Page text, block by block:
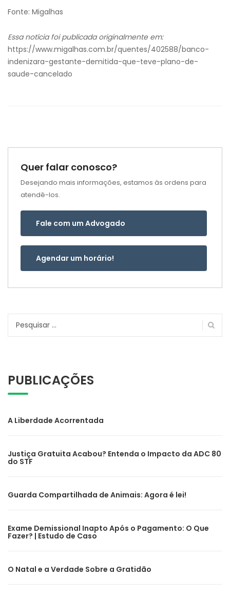
Fonte: Migalhas
Essa notícia foi publicada originalmente em:
https://www.migalhas.com.br/quentes/402588/banco-
indenizara-gestante-demitida-que-teve-plano-de-
saude-cancelado
Quer falar conosco?
Desejando mais informações, estamos às ordens para
atendê-los.
Fale com um Advogado
Agendar um horário!
Pesquisar
PUBLICAÇÕES
A Liberdade Acorrentada
Justiça Gratuita Acabou? Entenda o Impacto da ADC 80
do STF
Guarda Compartilhada de Animais: Agora é lei!
Exame Demissional Inapto Após o Pagamento: O Que
Fazer? | Estudo de Caso
O Natal e a Verdade Sobre a Gratidão